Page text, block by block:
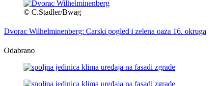
© C.Stadler/Bwag
Dvorac Wilhelminenberg: Carski pogled i zelena oaza 16. okruga
Odabrano